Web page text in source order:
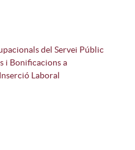
del Servei Públic
i Bonificacions a
Laboral